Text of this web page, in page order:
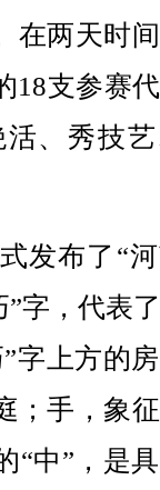
在两天时
18支参赛
、秀技
布了“河
”字，代表
字上方的
；手，象
“中”，是